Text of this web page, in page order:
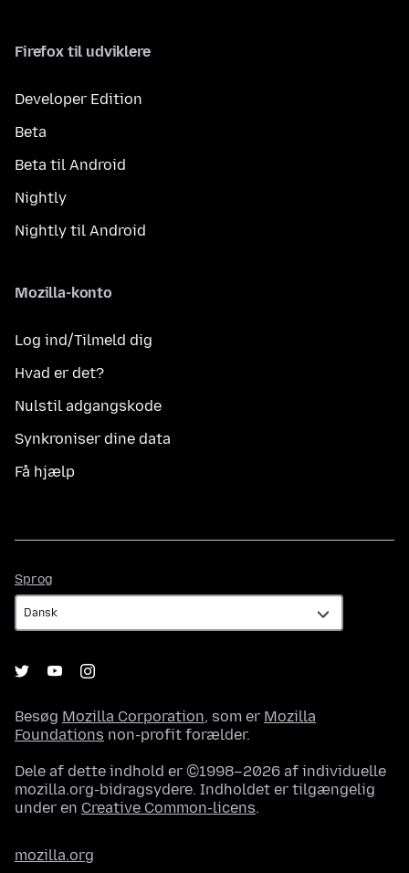
Firefox til udviklere
Developer Edition
Beta
Beta til Android
Nightly
Nightly til Android
Mozilla-konto
Log ind/Tilmeld dig
Hvad er det?
Nulstil adgangskode
Synkroniser dine data
Få hjælp
Sprog
Besøg Mozilla Corporation, som er Mozilla
Foundations non-profit forælder.
Dele af dette indhold er ©1998–2026 af individuelle
mozilla.org-bidragsydere. Indholdet er tilgængelig
under en Creative Common-licens.
mozilla.org